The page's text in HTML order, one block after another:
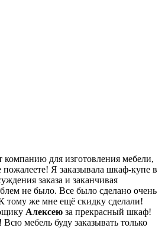
для изготовления мебели,
Я заказывала шкаф-купе в
заказа и заканчивая
не было. Все было сделано очень
тому же мне ещё скидку сделали!
Алексею за прекрасный шкаф!
Всю мебель буду заказывать только